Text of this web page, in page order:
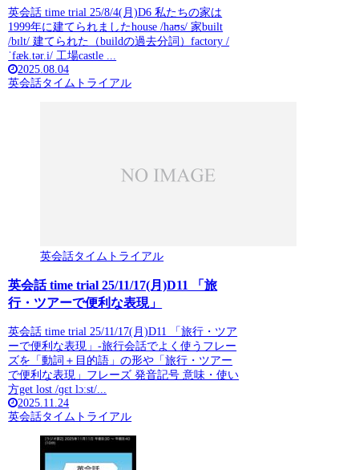
英会話 time trial 25/8/4(月)D6 私たちの家は
1999年に建てられましたhouse /haʊs/ 家built
/bɪlt/ 建てられた（buildの過去分詞）factory /
ˈfæk.tər.i/ 工場castle ...
2025.08.04
英会話タイムトライアル
英会話タイムトライアル
英会話 time trial 25/11/17(月)D11 「旅
行・ツアーで便利な表現」
英会話 time trial 25/11/17(月)D11 「旅行・ツア
ーで便利な表現」-旅行会話でよく使うフレー
ズを「動詞＋目的語」の形や「旅行・ツアー
で便利な表現」フレーズ 発音記号 意味・使い
方get lost /ɡɛt lɔːst/...
2025.11.24
英会話タイムトライアル